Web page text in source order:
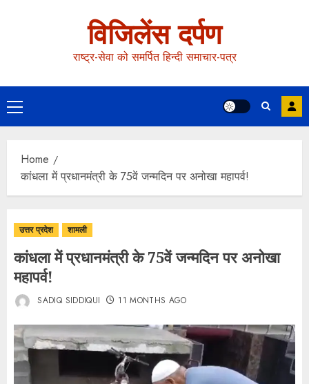
विजिलेंस दर्पण
राष्ट्र-सेवा को समर्पित हिन्दी समाचार-पत्र
Home
कांधला में प्रधानमंत्री के 75वें जन्मदिन पर अनोखा महापर्व!
उत्तर प्रदेश शामली
कांधला में प्रधानमंत्री के 75वें जन्मदिन पर अनोखा
महापर्व!
SADIQ SIDDIQUI 11 MONTHS AGO